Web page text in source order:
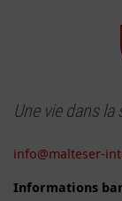
Une vie dans
info@malteser-
Informations